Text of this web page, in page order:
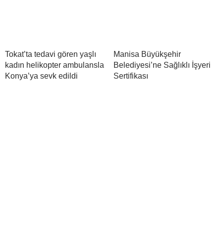
Tokat’ta tedavi gören yaşlı
kadın helikopter ambulansla
Konya’ya sevk edildi
Manisa Büyükşehir
Belediyesi’ne Sağlıklı İşyeri
Sertifikası